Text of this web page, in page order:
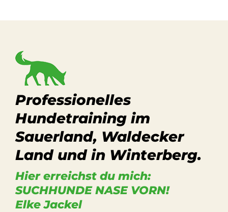
Professionelles
Hundetraining im
Sauerland, Waldecker
Land und in Winterberg.
Hier erreichst du mich:
SUCHHUNDE NASE VORN!
Elke Jackel